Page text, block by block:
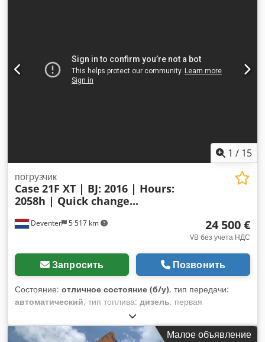
1 / 15
Deventer 5 517 km
погрузчик
Case 21F XT | BJ: 2016 | Hours:
2058h | Quick change...
24 500 €
VB без учета НДС
Запросить Позвонить
Состояние: отличное состояние (б/у), тип передачи:
автоматический, тип топлива: дизель, первая
, Год выпуска:
h, Оборудование:кабина,
Малое объявление